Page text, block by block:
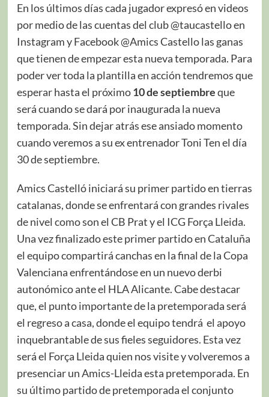
En los últimos días cada jugador expresó en videos
por medio de las cuentas del club @taucastello en
Instagram y Facebook @Amics Castello las ganas
que tienen de empezar esta nueva temporada. Para
poder ver toda la plantilla en acción tendremos que
esperar hasta el próximo10 de septiembreque
será cuando se dará por inaugurada la nueva
temporada. Sin dejar atrás ese ansiado momento
cuando veremos a su ex entrenador Toni Ten el día
30 de septiembre.
Amics Castelló iniciará su primer partido en tierras
catalanas, donde se enfrentará con grandes rivales
de nivel como son el CB Prat y el ICG Força Lleida.
Una vez finalizado este primer partido en Cataluña
el equipo compartirá canchas en la final de la Copa
Valenciana enfrentándose en un nuevo derbi
autonómico ante el HLA Alicante. Cabe destacar
que, el punto importante de la pretemporada será
el regreso a casa, donde el equipo tendrá el apoyo
inquebrantable de sus fieles seguidores. Esta vez
será el Força Lleida quien nos visite y volveremos a
presenciar un Amics-Lleida esta pretemporada. En
su último partido de pretemporada el conjunto